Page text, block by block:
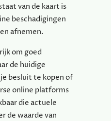
van de kaart is
beschadigingen
afnemen.
om goed
de huidige
besluit te kopen of
online platforms
die actuele
de waarde van